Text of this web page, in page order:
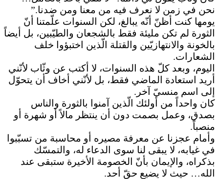
نحن في زمن لا نعرف فيه من معنا ومن ضدنا.”
يومها كنت أظنّ أنّه يبالغ، لكن السنوات علّمتنا أنّ
الثورة لم تكن مليئة فقط بالشجعان والطيّبين، بل أيضاً
بالخونة والانتهازيّين والقتلة الّذين اختبؤوا خلف
الشعارات.
اليوم، وبعد كلّ هذه السنوات، لا أكتب عن وثّاب لأنّني
أريد استعادة الماضي فقط، بل لأنّني أخاف أن يتحوّل
إلى اسم منسيّ آخر.
كان واحداً من أولئك الّذين آمنوا بالثورة والناس
بصدق، وعمل بصمت دون أن ينتظر مالاً أو شهرة أو
منصباً.
وأمام عجزنا عن معرفة مصيره أو محاسبة من تسبّبوا
في غيابه، لا يبقى لنا سوى الدعاء له، والتمسّك
بذكراه، والإيمان بأنّ الخصومة الأخيرة ستبقى عند
الله… حيث لا يضيع حقّ أحد.